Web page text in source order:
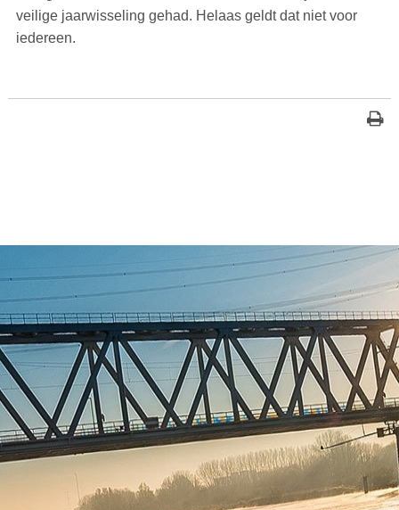
veilige jaarwisseling gehad. Helaas geldt dat niet voor
iedereen.